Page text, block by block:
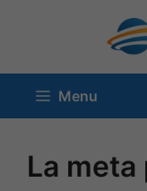
contenuto
Menu
La